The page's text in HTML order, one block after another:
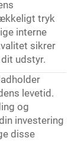
tryk
interne
sikrer
udstyr.
levetid.
og
investering
disse